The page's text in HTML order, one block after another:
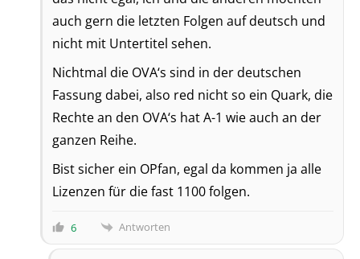
auch gern die letzten Folgen auf deutsch und
nicht mit Untertitel sehen.
Nichtmal die OVA‘s sind in der deutschen
Fassung dabei, also red nicht so ein Quark, die
Rechte an den OVA‘s hat A-1 wie auch an der
ganzen Reihe.
Bist sicher ein OPfan, egal da kommen ja alle
Lizenzen für die fast 1100 folgen.
6 Antworten